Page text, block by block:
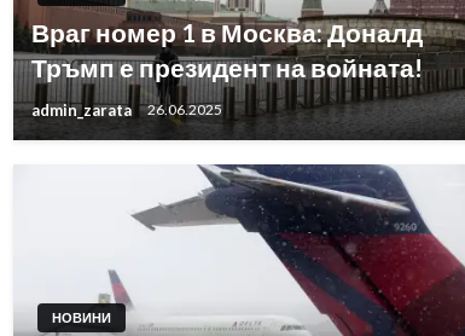
Враг номер 1 в Москва: Доналд
Тръмп е президент на войната!
admin_zarata 26.06.2025
НОВИНИ